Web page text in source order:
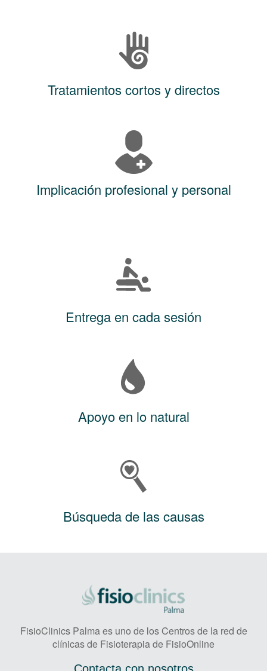
Tratamientos cortos y directos
Implicación profesional y personal
Entrega en cada sesión
Apoyo en lo natural
Búsqueda de las causas
FisioClinics Palma es uno de los Centros de la red de
clínicas de Fisioterapia de FisioOnline